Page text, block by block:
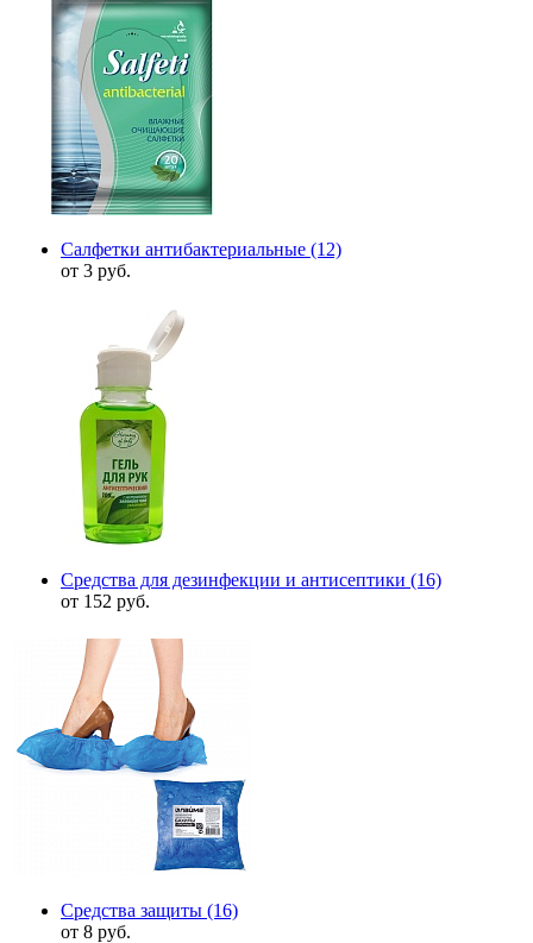
Салфетки антибактериальные (12)
от 3 руб.
Средства для дезинфекции и антисептики (16)
от 152 руб.
Средства защиты (16)
от 8 руб.